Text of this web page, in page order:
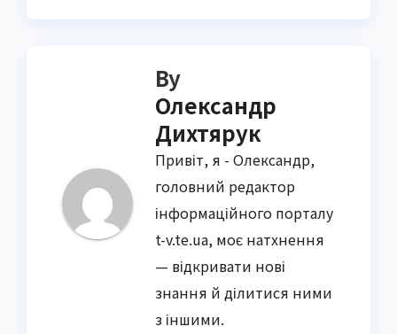
By
Олександр
Дихтярук
Привіт, я - Олександр,
головний редактор
інформаційного порталу
t-v.te.ua, моє натхнення
— відкривати нові
знання й ділитися ними
з іншими.